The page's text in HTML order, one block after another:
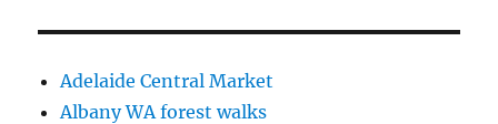
Adelaide Central Market
Albany WA forest walks